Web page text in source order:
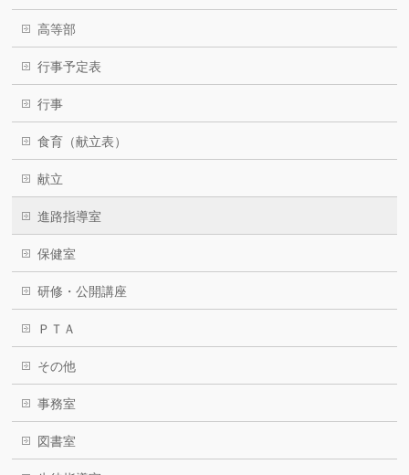
高等部
行事予定表
行事
食育（献立表）
献立
進路指導室
保健室
研修・公開講座
ＰＴＡ
その他
事務室
図書室